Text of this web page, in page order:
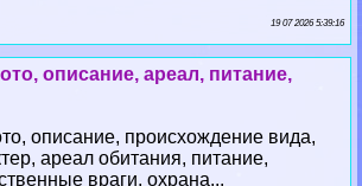
19 07 2026 5:39:16
описание, ареал, питание,
описание, происхождение вида,
ареал обитания, питание,
враги, охрана...